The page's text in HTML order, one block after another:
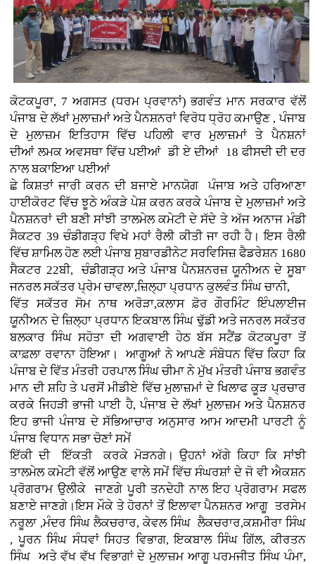
ਕੋਟਕਪੂਰਾ, 7 ਅਗਸਤ (ਧਰਮ ਪ੍ਰਵਾਨਾਂ)ਭਗਵੰਤ ਮਾਨ ਸਰਕਾਰ ਵੱਲੋਂ
ਪੰਜਾਬ ਦੇ ਲੱਖਾਂ ਮੁਲਾਜ਼ਮਾਂ ਅਤੇ ਪੈਨਸ਼ਨਰਾਂ ਵਿਰੋਧ ਧ੍ਰੋਹ ਕਮਾਉਣ , ਪੰਜਾਬ
ਦੇ ਮੁਲਾਜ਼ਮ ਇਤਿਹਾਸ ਵਿੱਚ ਪਹਿਲੀ ਵਾਰ ਮੁਲਾਜ਼ਮਾਂ ਤੇ ਪੈਨਸ਼ਨਾਂ
ਦੀਆਂਲਮਕ ਅਵਸਥਾ ਵਿੱਚ ਪਈਆਂ ਡੀ ਏ ਦੀਆਂ 18 ਫੀਸਦੀ ਦੀ ਦਰ
ਨਾਲ ਬਕਾਇਆ ਪਈਆਂ
ਛੇ ਕਿਸ਼ਤਾਂ ਜਾਰੀ ਕਰਨ ਦੀ ਬਜਾਏ ਮਾਨਯੋਗ ਪੰਜਾਬ ਅਤੇ ਹਰਿਆਣਾ
ਹਾਈਕੋਰਟ ਵਿੱਚ ਝੂਠੇ ਅੰਕੜੇ ਪੇਸ਼ ਕਰਨ ਕਰਕੇ ਪੰਜਾਬ ਦੇ ਮੁਲਾਜ਼ਮਾਂ ਅਤੇ
ਪੈਨਸ਼ਨਰਾਂ ਦੀ ਬਣੀ ਸਾਂਝੀ ਤਾਲਮੇਲ ਕਮੇਟੀ ਦੇ ਸੱਦੇ ਤੇ ਅੱਜ ਅਨਾਜ ਮੰਡੀ
ਸੈਕਟਰ 39 ਚੰਡੀਗੜ੍ਹ ਵਿਖੇ ਮਹਾਂ ਰੈਲੀ ਕੀਤੀ ਜਾ ਰਹੀ ਹੈ। ਇਸ ਰੈਲੀ
ਵਿੱਚ ਸ਼ਾਮਿਲ ਹੋਣ ਲਈ ਪੰਜਾਬ ਸੁਬਾਰਡੀਨੇਟ ਸਰਵਿਸਿਜ਼ ਫੈਡਰੇਸ਼ਨ 1680
ਸੈਕਟਰ 22ਬੀ, ਚੰਡੀਗੜ੍ਹ ਅਤੇ ਪੰਜਾਬ ਪੈਨਸ਼ਨਰਜ਼ ਯੂਨੀਅਨ ਦੇ ਸੂਬਾ
ਜਨਰਲ ਸਕੱਤਰ ਪ੍ਰੇਮ ਚਾਵਲਾ,ਜ਼ਿਲ੍ਹਾ ਪ੍ਰਧਾਨ ਕੁਲਵੰਤ ਸਿੰਘ ਚਾਨੀ,
ਵਿੱਤ ਸਕੱਤਰ ਸੋਮ ਨਾਥ ਅਰੋੜਾ,ਕਲਾਸ ਫ਼ੋਰ ਗੌਰਮਿੰਟ ਇੰਪਲਾਈਜ
ਯੂਨੀਅਨ ਦੇ ਜ਼ਿਲ੍ਹਾ ਪ੍ਰਧਾਨ ਇਕਬਾਲ ਸਿੰਘ ਢੁੱਡੀ ਅਤੇ ਜਨਰਲ ਸਕੱਤਰ
ਬਲਕਾਰ ਸਿੰਘ ਸਹੋਤਾ ਦੀ ਅਗਵਾਈ ਹੇਠ ਬੱਸ ਸਟੈਂਡ ਕੋਟਕਪੂਰਾ ਤੋਂ
ਕਾਫ਼ਲਾ ਰਵਾਨਾ ਹੋਇਆ। ਆਗੂਆਂ ਨੇ ਆਪਣੇ ਸੰਬੋਧਨ ਵਿੱਚ ਕਿਹਾ ਕਿ
ਪੰਜਾਬ ਦੇ ਵਿੱਤ ਮੰਤਰੀ ਹਰਪਾਲ ਸਿੰਘ ਚੀਮਾ ਨੇ ਮੁੱਖ ਮੰਤਰੀ ਪੰਜਾਬ ਭਗਵੰਤ
ਮਾਨ ਦੀ ਸ਼ਹਿ ਤੇ ਪਰਸੋਂ ਮੀਡੀਏ ਵਿੱਚ ਮੁਲਾਜ਼ਮਾਂ ਦੇ ਖਿਲਾਫ ਕੂੜ ਪ੍ਰਚਾਰ
ਕਰਕੇ ਜਿਹੜੀ ਭਾਜੀ ਪਾਈ ਹੈ, ਪੰਜਾਬ ਦੇ ਲੱਖਾਂ ਮੁਲਾਜ਼ਮ ਅਤੇ ਪੈਨਸ਼ਨਰ
ਇਹ ਭਾਜੀ ਪੰਜਾਬ ਦੇ ਸੱਭਿਆਚਾਰ ਅਨੁਸਾਰ ਆਮ ਆਦਮੀ ਪਾਰਟੀ ਨੂੰ
ਪੰਜਾਬ ਵਿਧਾਨ ਸਭਾ ਚੋਣਾਂ ਸਮੇਂ
ਇੱਕੀ ਦੀ ਇੱਕਤੀ ਕਰਕੇ ਮੋੜਨਗੇ। ਉਹਨਾਂ ਅੱਗੇ ਕਿਹਾ ਕਿ ਸਾਂਝੀ
ਤਾਲਮੇਲ ਕਮੇਟੀ ਵੱਲੋਂ ਆਉਣ ਵਾਲੇ ਸਮੇਂ ਵਿੱਚ ਸੰਘਰਸ਼ਾਂ ਦੇ ਜੋ ਵੀ ਐਕਸ਼ਨ
ਪ੍ਰੋਗਰਾਮ ਉਲੀਕੇ ਜਾਣਗੇ ਪੂਰੀ ਤਨਦੇਹੀ ਨਾਲ ਇਹ ਪ੍ਰੋਗਰਾਮ ਸਫਲ
ਬਣਾਏ ਜਾਣਗੇ।ਇਸ ਮੌਕੇ ਤੇ ਹੋਰਨਾਂ ਤੋਂ ਇਲਾਵਾ ਪੈਨਸ਼ਨਰ ਆਗੂ ਤਰਸੇਮ
ਨਰੂਲਾ ,ਮੰਦਰ ਸਿੰਘ ਲੈਕਚਰਾਰ, ਕੇਵਲ ਸਿੰਘ ਲੈਕਚਰਾਰ,ਕਸ਼ਮੀਰਾ ਸਿੰਘ
, ਪੂਰਨ ਸਿੰਘ ਸੰਧਵਾਂ ਸਿਹਤ ਵਿਭਾਗ, ਇਕਬਾਲ ਸਿੰਘ ਗਿੱਲ, ਕੀਰਤਨ
ਸਿੰਘ ਅਤੇ ਵੱਖ ਵੱਖ ਵਿਭਾਗਾਂ ਦੇ ਮੁਲਾਜ਼ਮ ਆਗੂ ਪਰਮਜੀਤ ਸਿੰਘ ਪੰਮਾ,